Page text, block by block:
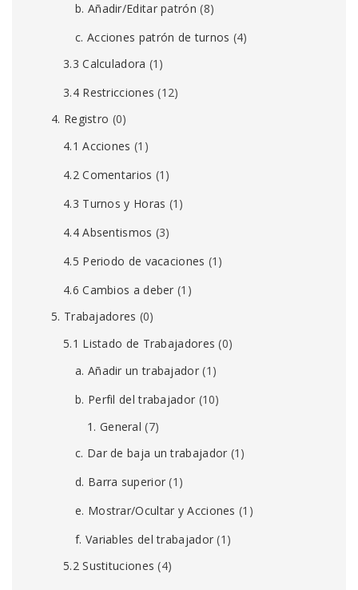
b. Añadir/Editar patrón (8)
c. Acciones patrón de turnos (4)
3.3 Calculadora (1)
3.4 Restricciones (12)
4. Registro (0)
4.1 Acciones (1)
4.2 Comentarios (1)
4.3 Turnos y Horas (1)
4.4 Absentismos (3)
4.5 Periodo de vacaciones (1)
4.6 Cambios a deber (1)
5. Trabajadores (0)
5.1 Listado de Trabajadores (0)
a. Añadir un trabajador(1)
b. Perfil del trabajador (10)
1. General (7)
c. Dar de baja un trabajador (1)
d. Barra superior (1)
e. Mostrar/Ocultar y Acciones (1)
f. Variables del trabajador (1)
5.2 Sustituciones (4)